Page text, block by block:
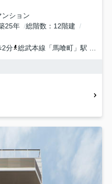
ション
25年 総階数
12階建
2分 総武本線 「馬喰町 」駅 徒歩5分